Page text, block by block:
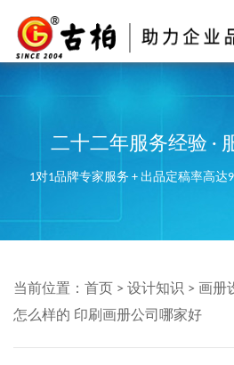
二十二年服务经验 ·
1对1品牌专家服务 + 出品定稿率高达
当前位置： 首页 > 设计知识 > 画册
怎么样的 印刷画册公司哪家好